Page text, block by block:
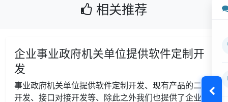
相关推荐
企业事业政府机关单位提供软件定制开
发
事业政府机关单位提供软件定制开发、现有产品的二次
开发、接口对接开发等、除此之外我们也提供了企业常